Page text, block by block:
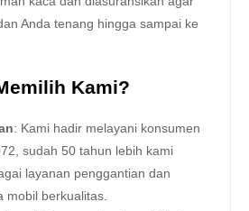
Anda tenang hingga sampai ke
Kami?
: Kami hadir melayani konsumen
sudah 50 tahun lebih kami
layanan penggantian dan
mobil berkualitas.